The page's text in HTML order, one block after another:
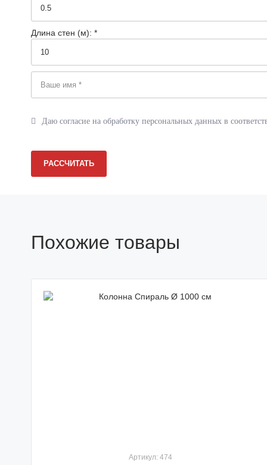
Документация
Фотогалерея
Статьи
Новости
Отзывы
Длина стен (м): *
Даю согласие на обработку персональных данных в
РАССЧИТАТЬ
Похожие товары
Артикул: 474